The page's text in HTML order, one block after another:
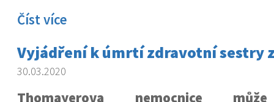
Číst více
Vyjádření k úmrtí zdravotní sestry
30.03.2020
Thomayerova nemocnice může